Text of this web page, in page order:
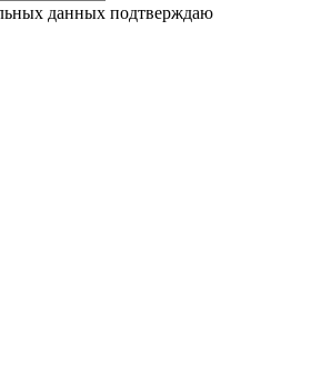
данных подтверждаю